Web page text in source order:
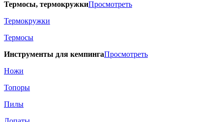
Термосы, термокружкиПросмотреть
Термокружки
Термосы
Инструменты для кемпингаПросмотреть
Ножи
Топоры
Пилы